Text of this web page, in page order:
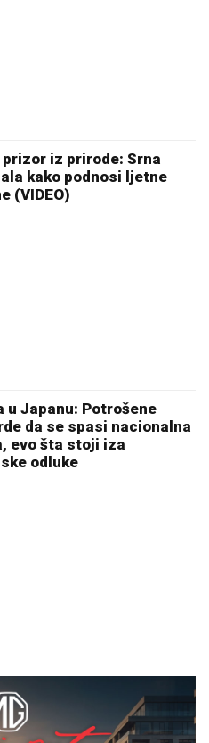
iz prirode: Srna
kako podnosi ljetne
(VIDEO)
u Japanu: Potrošene
da se spasi nacionalna
evo šta stoji iza
odluke